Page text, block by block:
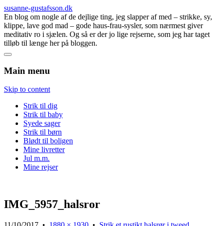
susanne-gustafsson.dk
En blog om nogle af de dejlige ting, jeg slapper af med – strikke, sy,
klippe, lave god mad – gode haus-frau-sysler, som nærmest giver
meditativ ro i sjælen. Og så er der jo lige rejserne, som jeg har taget
tilløb til længe her på bloggen.
Main menu
Skip to content
Strik til dig
Strik til baby
Syede sager
Strik til børn
Blødt til boligen
Mine livretter
Jul m.m.
Mine rejser
IMG_5957_halsror